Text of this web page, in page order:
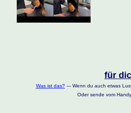
für
Was ist das?--- Wenn du auch etwas
Oder sende vom